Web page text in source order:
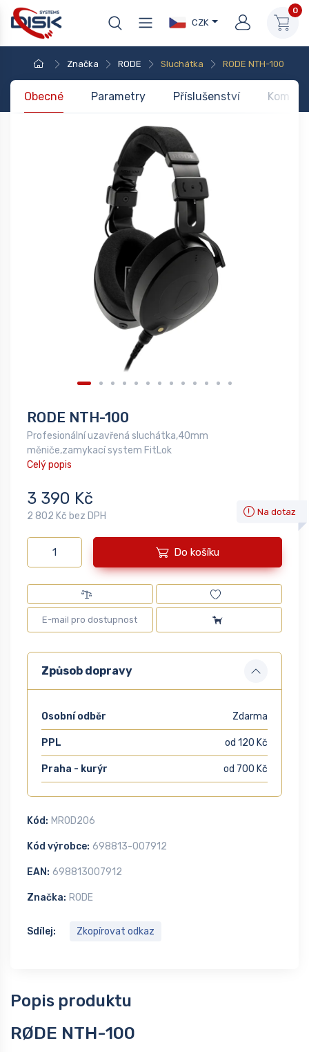
CZK
0
Značka RODE Sluchátka RODE NTH-100
Obecné Parametry Příslušenství
RODE NTH-100
Profesionální uzavřená sluchátka,40mm
měniče,zamykací system FitLok
Celý popis
3 390 Kč
2 802 Kč bez DPH Na dotaz
Do košíku
Způsob dopravy
Osobní odběr Zdarma
PPL od 120 Kč
Praha - kurýr od 700 Kč
Kód: MROD206
Kód výrobce: 698813-007912
EAN: 698813007912
Značka: RODE
Sdílej: Zkopírovat odkaz
Popis produktu
RØDE NTH-100